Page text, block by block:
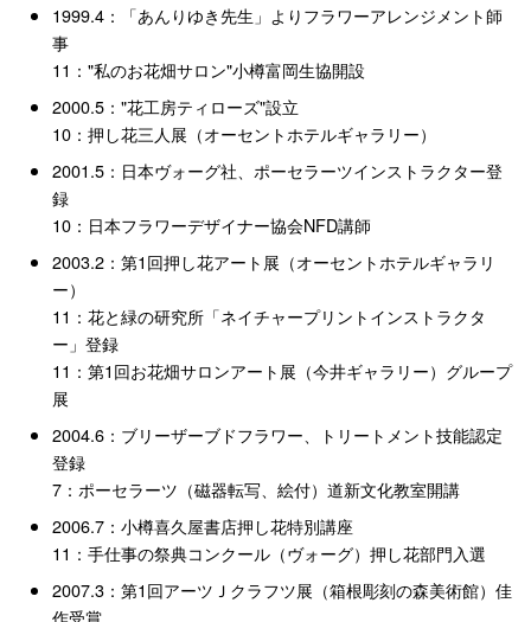
1999.4：「あんりゆき先生」よりフラワーアレンジメント師
事
11："私のお花畑サロン"小樽富岡生協開設
2000.5："花工房ティローズ"設立
10：押し花三人展（オーセントホテルギャラリー）
2001.5：日本ヴォーグ社、ポーセラーツインストラクター登
録
10：日本フラワーデザイナー協会NFD講師
2003.2：第1回押し花アート展（オーセントホテルギャラリ
ー）
11：花と緑の研究所「ネイチャープリントインストラクタ
ー」登録
11：第1回お花畑サロンアート展（今井ギャラリー）グループ
展
2004.6：ブリーザーブドフラワー、トリートメント技能認定
登録
7：ポーセラーツ（磁器転写、絵付）道新文化教室開講
2006.7：小樽喜久屋書店押し花特別講座
11：手仕事の祭典コンクール（ヴォーグ）押し花部門入選
2007.3：第1回アーツＪクラフツ展（箱根彫刻の森美術館）佳
作受賞